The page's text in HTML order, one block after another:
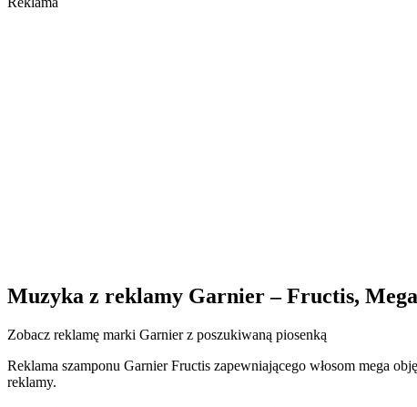
Muzyka z reklamy Garnier – Fructis,
Zobacz reklamę marki Garnier z poszukiwaną piosenką
Reklama szamponu Garnier Fructis zapewniającego włosom mega
reklamy.